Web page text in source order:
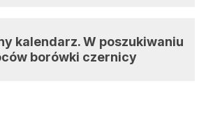
kalendarz. W poszukiwaniu
borówki czernicy